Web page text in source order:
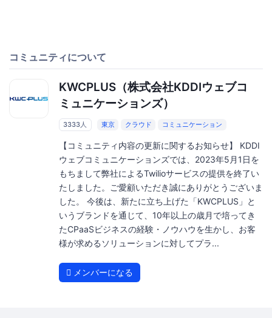
コミュニティについて
KWCPLUS（株式会社KDDIウェブコ
ミュニケーションズ）
3333人 東京 クラウド コミュニケーション
【コミュニティ内容の更新に関するお知らせ】 KDDI
ウェブコミュニケーションズでは、2023年5月1日を
もちまして弊社によるTwilioサービスの提供を終了い
たしました。ご愛顧いただき誠にありがとうございま
した。 今後は、新たに立ち上げた「KWCPLUS」と
いうブランドを通じて、10年以上の歳月で培ってき
たCPaaSビジネスの経験・ノウハウを生かし、お客
様が求めるソリューションに対してプラ...
メンバーになる